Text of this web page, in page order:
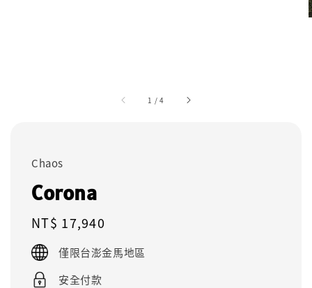
1 /4
Chaos
Corona
Regular
price
NT$ 17,940
僅限台澎金馬地區
安全付款